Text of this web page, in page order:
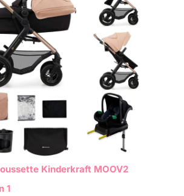
Kinderkraft MOOV2
1